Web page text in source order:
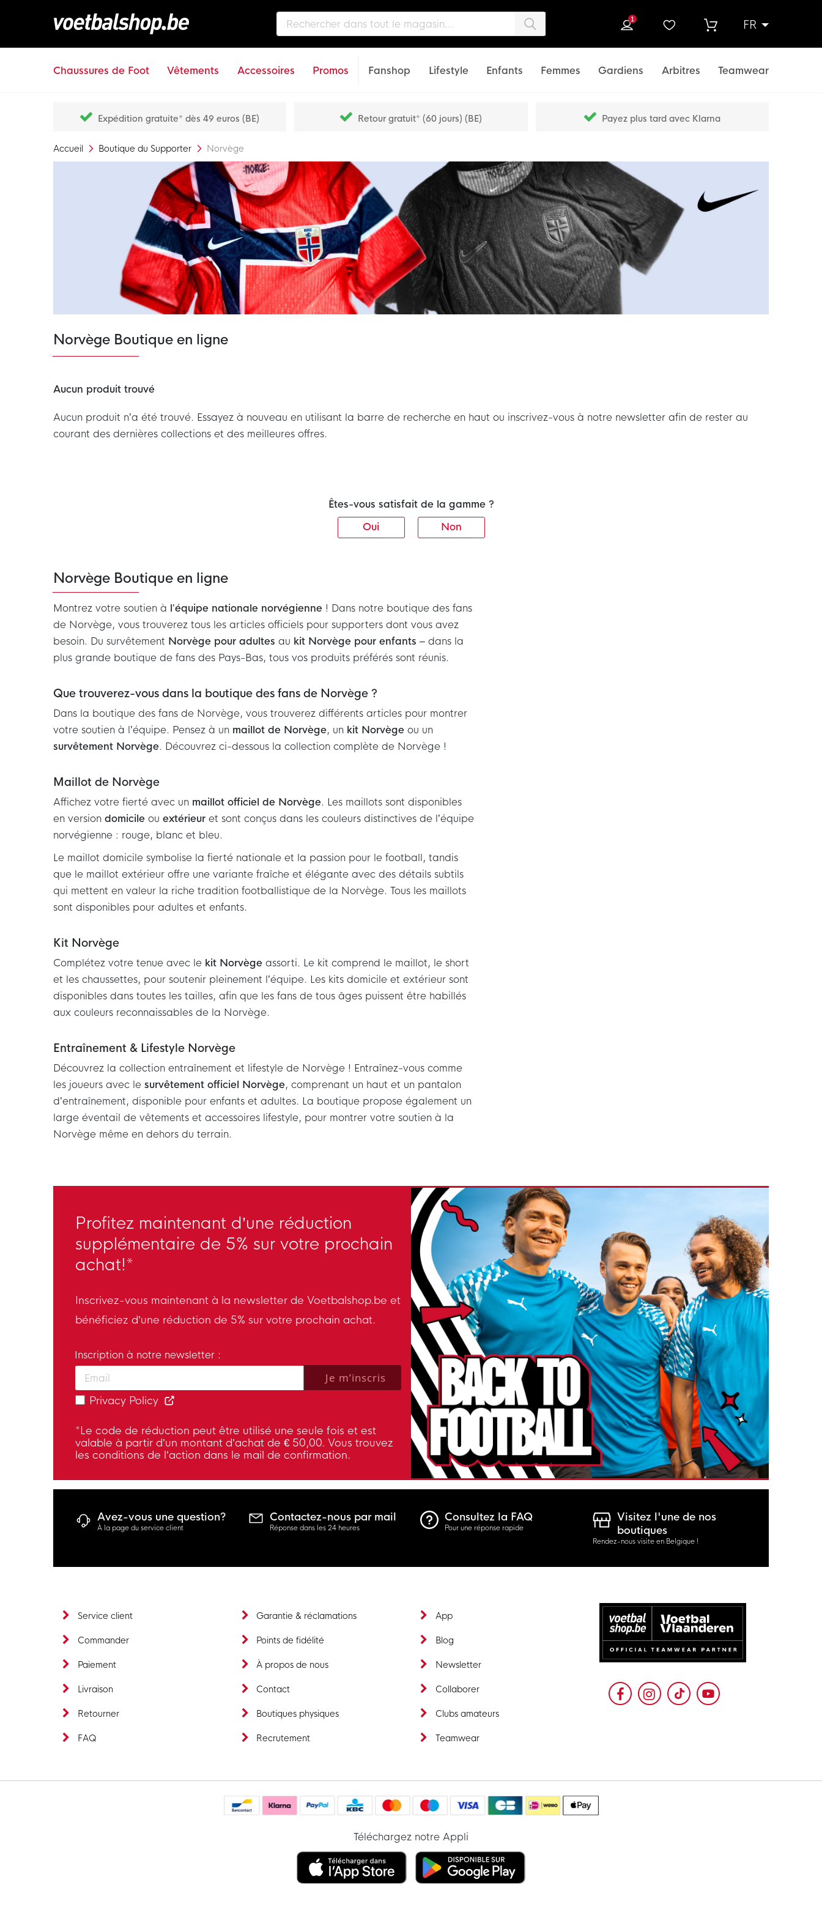
FR
1
Chaussures de Foot Vêtements Accessoires Promos Fanshop Lifestyle Enfants Femmes Gardiens Arbitres Teamwear
Expédition gratuite* dès 49 euros (BE) Retour gratuit* (60 jours) (BE) Payez plus tard avec Klarna
Accueil Boutique du Supporter Norvège
Norvège Boutique en ligne
Aucun produit trouvé
Aucun produit n’a été trouvé. Essayez à nouveau en utilisant la barre de recherche en haut ou inscrivez-vous à notre newsletter afin de rester au
courant des dernières collections et des meilleures offres.
Êtes-vous satisfait de la gamme ?
Oui
Non
Norvège Boutique en ligne
Montrez votre soutien à l’équipe nationale norvégienne ! Dans notre boutique des fans
de Norvège, vous trouverez tous les articles officiels pour supporters dont vous avez
besoin. Du survêtement Norvège pour adultes au kit Norvège pour enfants – dans la
plus grande boutique de fans des Pays-Bas, tous vos produits préférés sont réunis.
Que trouverez-vous dans la boutique des fans de Norvège ?
Dans la boutique des fans de Norvège, vous trouverez différents articles pour montrer
votre soutien à l’équipe. Pensez à un maillot de Norvège, un kit Norvège ou un
survêtement Norvège. Découvrez ci-dessous la collection complète de Norvège !
Maillot de Norvège
Affichez votre fierté avec un maillot officiel de Norvège. Les maillots sont disponibles
en version domicile ou extérieur et sont conçus dans les couleurs distinctives de l’équipe
norvégienne : rouge, blanc et bleu.
Le maillot domicile symbolise la fierté nationale et la passion pour le football, tandis
que le maillot extérieur offre une variante fraîche et élégante avec des détails subtils
qui mettent en valeur la riche tradition footballistique de la Norvège. Tous les maillots
sont disponibles pour adultes et enfants.
Kit Norvège
Complétez votre tenue avec le kit Norvège assorti. Le kit comprend le maillot, le short
et les chaussettes, pour soutenir pleinement l’équipe. Les kits domicile et extérieur sont
disponibles dans toutes les tailles, afin que les fans de tous âges puissent être habillés
aux couleurs reconnaissables de la Norvège.
Entraînement & Lifestyle Norvège
Découvrez la collection entraînement et lifestyle de Norvège ! Entraînez-vous comme
les joueurs avec le survêtement officiel Norvège, comprenant un haut et un pantalon
d’entraînement, disponible pour enfants et adultes. La boutique propose également un
large éventail de vêtements et accessoires lifestyle, pour montrer votre soutien à la
Norvège même en dehors du terrain.
Profitez maintenant d’une réduction
supplémentaire de 5% sur votre prochain
achat!*
Inscrivez-vous maintenant à la newsletter de Voetbalshop.be et
bénéficiez d’une réduction de 5% sur votre prochain achat.
Enter your email and accept the privacy policy to subscribe to our newsletter.
Inscription à notre newsletter :
Privacy Policy
Je m’inscris
*Le code de réduction peut être utilisé une seule fois et est
valable à partir d’un montant d’achat de € 50,00. Vous trouvez
les conditions de l’action dans le mail de confirmation.
Avez-vous une question?
À la page du service client
Contactez-nous par mail
Réponse dans les 24 heures
Consultez la FAQ
Pour une réponse rapide
Visitez l'une de nos
boutiques
Rendez-nous visite en Belgique !
Service client
Commander
Paiement
Livraison
Retourner
FAQ
Garantie & réclamations
Points de fidélité
À propos de nous
Contact
Boutiques physiques
Recrutement
App
Blog
Newsletter
Collaborer
Clubs amateurs
Teamwear
Téléchargez notre Appli